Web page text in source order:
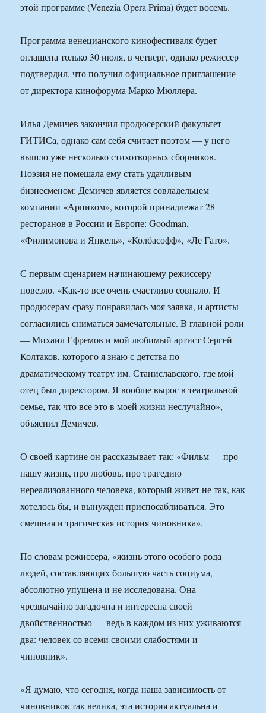
этой программе (Venezia Opera Prima) будет восемь.
Программа венецианского кинофестиваля будет
оглашена только 30 июля, в четверг, однако режиссер
подтвердил, что получил официальное приглашение
от директора кинофорума Марко Мюллера.
Илья Демичев закончил продюсерский факультет
ГИТИСа, однако сам себя считает поэтом — у него
вышло уже несколько стихотворных сборников.
Поэзия не помешала ему стать удачливым
бизнесменом: Демичев является совладельцем
компании «Арпиком», которой принадлежат 28
ресторанов в России и Европе: Goodman,
«Филимонова и Янкель», «Колбасофф», «Ле Гато».
С первым сценарием начинающему режиссеру
повезло. «Как-то все очень счастливо совпало. И
продюсерам сразу понравилась моя заявка, и артисты
согласились сниматься замечательные. В главной роли
— Михаил Ефремов и мой любимый артист Сергей
Колтаков, которого я знаю с детства по
драматическому театру им. Станиславского, где мой
отец был директором. Я вообще вырос в театральной
семье, так что все это в моей жизни неслучайно», —
объяснил Демичев.
О своей картине он рассказывает так: «Фильм — про
нашу жизнь, про любовь, про трагедию
нереализованного человека, который живет не так, как
хотелось бы, и вынужден приспосабливаться. Это
смешная и трагическая история чиновника».
По словам режиссера, «жизнь этого особого рода
людей, составляющих большую часть социума,
абсолютно упущена и не исследована. Она
чрезвычайно загадочна и интересна своей
двойственностью — ведь в каждом из них уживаются
два: человек со всеми своими слабостями и
чиновник».
«Я думаю, что сегодня, когда наша зависимость от
чиновников так велика, эта история актуальна и